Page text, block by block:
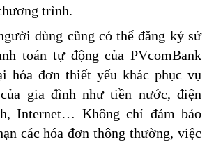
trình.
dùng cũng có thể đăng ký sử
toán tự động của PVcomBank
hóa đơn thiết yếu khác phục vụ
gia đình như tiền nước, điện
Internet… Không chỉ đảm bảo
các hóa đơn thông thường, việc